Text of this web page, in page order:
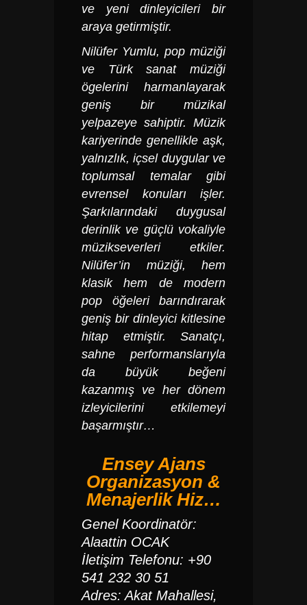
ve yeni dinleyicileri bir
araya getirmiştir.
Nilüfer Yumlu, pop müziği
ve Türk sanat müziği
ögelerini harmanlayarak
geniş bir müzikal
yelpazeye sahiptir. Müzik
kariyerinde genellikle aşk,
yalnızlık, içsel duygular ve
toplumsal temalar gibi
evrensel konuları işler.
Şarkılarındaki duygusal
derinlik ve güçlü vokaliyle
müzikseverleri etkiler.
Nilüfer’in müziği, hem
klasik hem de modern
pop öğeleri barındırarak
geniş bir dinleyici kitlesine
hitap etmiştir. Sanatçı,
sahne performanslarıyla
da büyük beğeni
kazanmış ve her dönem
izleyicilerini etkilemeyi
başarmıştır…
Ensey Ajans
Organizasyon &
Menajerlik Hiz…
Genel Koordinatör:
Alaattin OCAK
İletişim Telefonu: +90
541 232 30 51
Adres: Akat Mahallesi,